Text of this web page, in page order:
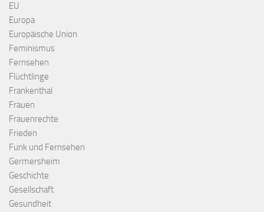
EU
Europa
Europäische Union
Feminismus
Fernsehen
Flüchtlinge
Frankenthal
Frauen
Frauenrechte
Frieden
Funk und Fernsehen
Germersheim
Geschichte
Gesellschaft
Gesundheit